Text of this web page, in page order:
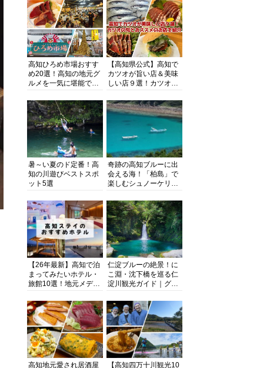
高知ひろめ市場おすす
め20選！高知の地元グ
ルメを一気に堪能でき
底解剖
【高知県公式】高知で
カツオが旨い店＆美味
しい店９選！カツオの
紹介
暑～い夏のド定番！高
知の川遊びベストスポ
ット5選
奇跡の高知ブルーに出
会える海！「柏島」で
楽しむシュノーケリン
浴にキャンプまで透明
度抜群の海の楽園を徹
底紹介
【26年最新】高知で泊
まってみたいホテル・
旅館10選！地元メディ
厳選
仁淀ブルーの絶景！に
こ淵・沈下橋を巡る仁
淀川観光ガイド｜グル
まで完全網羅！
高知地元愛され居酒屋
【高知四万十川観光10